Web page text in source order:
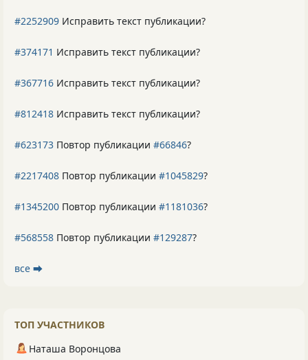
#2252909 Исправить текст публикации?
#374171 Исправить текст публикации?
#367716 Исправить текст публикации?
#812418 Исправить текст публикации?
#623173 Повтор публикации #66846?
#2217408 Повтор публикации #1045829?
#1345200 Повтор публикации #1181036?
#568558 Повтор публикации #129287?
все ⮕
ТОП УЧАСТНИКОВ
Наташа Воронцова